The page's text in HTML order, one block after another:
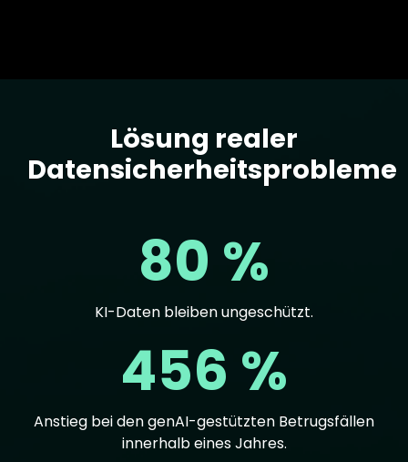
Lösung realer
Datensicherheitsprobleme
80 %
KI-Daten bleiben ungeschützt.
456 %
Anstieg bei den genAI-gestützten Betrugsfällen
innerhalb eines Jahres.